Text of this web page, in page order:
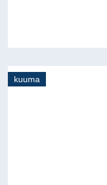
kuuma